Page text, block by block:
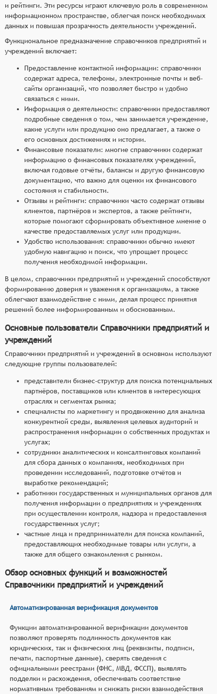
и рейтинги. Эти ресурсы играют ключевую роль в современном
информационном пространстве, облегчая поиск необходимых
данных и повышая прозрачность деятельности учреждений.
Функциональное предназначение справочников предприятий и
учреждений включает:
Предоставление контактной информации: справочники
содержат адреса, телефоны, электронные почты и веб-
сайты организаций, что позволяет быстро и удобно
связаться с ними.
Информация о деятельности: справочники предоставляют
подробные сведения о том, чем занимается учреждение,
какие услуги или продукцию оно предлагает, а также о
его основных достижениях и истории.
Финансовые показатели: многие справочники содержат
информацию о финансовых показателях учреждений,
включая годовые отчёты, балансы и другую финансовую
документацию, что важно для оценки их финансового
состояния и стабильности.
Отзывы и рейтинги: справочники часто содержат отзывы
клиентов, партнёров и экспертов, а также рейтинги,
которые помогают сформировать объективное мнение о
качестве предоставляемых услуг или продукции.
Удобство использования: справочники обычно имеют
удобную навигацию и поиск, что упрощает процесс
получения необходимой информации.
В целом, справочники предприятий и учреждений способствуют
формированию доверия и уважения к организациям, а также
облегчают взаимодействие с ними, делая процесс принятия
решений более информированным и обоснованным.
Основные пользователи Справочники предприятий и
учреждений
Справочники предприятий и учреждений в основном используют
следующие группы пользователей:
представители бизнес-структур для поиска потенциальных
партнёров, поставщиков или клиентов в интересующих
отраслях и сегментах рынка;
специалисты по маркетингу и продвижению для анализа
конкурентной среды, выявления целевых аудиторий и
распространения информации о собственных продуктах и
услугах;
сотрудники аналитических и консалтинговых компаний
для сбора данных о компаниях, необходимых при
проведении исследований, подготовке отчётов и
выработке рекомендаций;
работники государственных и муниципальных органов для
получения информации о предприятиях и учреждениях
при осуществлении контроля, надзора и предоставления
государственных услуг;
частные лица и предприниматели для поиска компаний,
предоставляющих необходимые товары или услуги, а
также для общего ознакомления с рынком.
Обзор основных функций и возможностей
Справочники предприятий и учреждений
Автоматизированная верификация документов
Функции автоматизированной верификации документов
позволяют проверять подлинность документов как
юридических, так и физических лиц (реквизиты, подписи,
печати, паспортные данные), сверять сведения с
официальными реестрами (ФНС, МВД, ФССП), выявлять
подделки и расхождения, обеспечивать соответствие
нормативным требованиям и снижать риски взаимодействия